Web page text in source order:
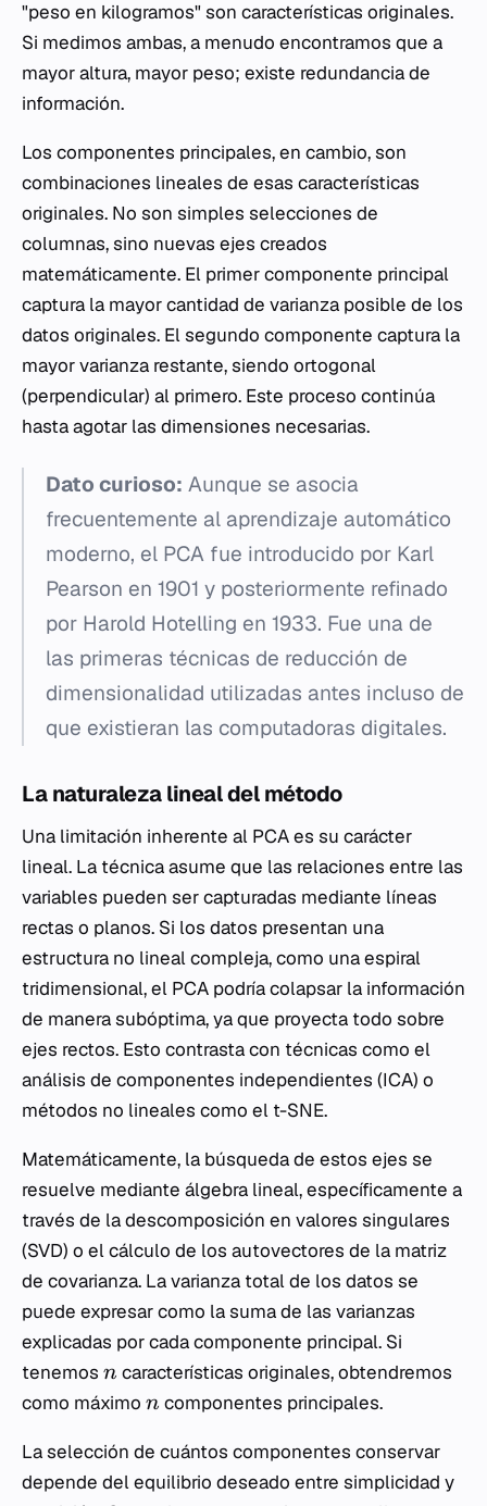
"peso en kilogramos" son características originales.
Si medimos ambas, a menudo encontramos que a
mayor altura, mayor peso; existe redundancia de
información.
Los componentes principales, en cambio, son
combinaciones lineales de esas características
originales. No son simples selecciones de
columnas, sino nuevas ejes creados
matemáticamente. El primer componente principal
captura la mayor cantidad de varianza posible de los
datos originales. El segundo componente captura la
mayor varianza restante, siendo ortogonal
(perpendicular) al primero. Este proceso continúa
hasta agotar las dimensiones necesarias.
Dato curioso: Aunque se asocia
frecuentemente al aprendizaje automático
moderno, el PCA fue introducido por Karl
Pearson en 1901 y posteriormente refinado
por Harold Hotelling en 1933. Fue una de
las primeras técnicas de reducción de
dimensionalidad utilizadas antes incluso de
que existieran las computadoras digitales.
La naturaleza lineal del método
Una limitación inherente al PCA es su carácter
lineal. La técnica asume que las relaciones entre las
variables pueden ser capturadas mediante líneas
rectas o planos. Si los datos presentan una
estructura no lineal compleja, como una espiral
tridimensional, el PCA podría colapsar la información
de manera subóptima, ya que proyecta todo sobre
ejes rectos. Esto contrasta con técnicas como el
análisis de componentes independientes (ICA) o
métodos no lineales como el t-SNE.
Matemáticamente, la búsqueda de estos ejes se
resuelve mediante álgebra lineal, específicamente a
través de la descomposición en valores singulares
(SVD) o el cálculo de los autovectores de la matriz
de covarianza. La varianza total de los datos se
puede expresar como la suma de las varianzas
explicadas por cada componente principal. Si
tenemos n características originales, obtendremos
como máximo n componentes principales.
La selección de cuántos componentes conservar
depende del equilibrio deseado entre simplicidad y